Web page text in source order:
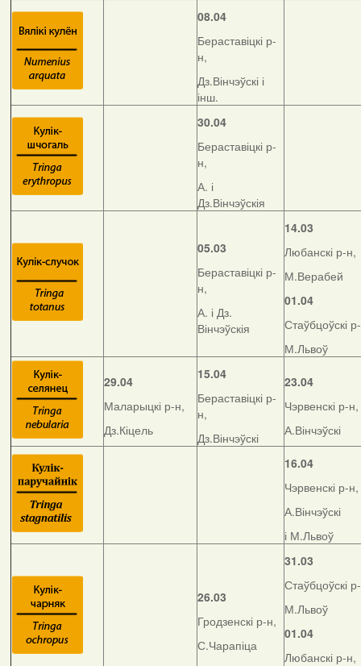
08.04
Бераставіцкі р-
н,
Дз.Вінчэўскі і
інш.
30.04
Бераставіцкі р-
н,
А. і
Дз.Вінчэўскія
05.03
Бераставіцкі р-
н,
А. і Дз.
Вінчэўскія
14.03
Любанскі р-н,
М.Верабей
01.04
Стаўбцоўскі
М.Львоў
29.04
Маларыцкі р-н,
Дз.Кіцель
15.04
Бераставіцкі р-
н,
Дз.Вінчэўскі
23.04
Чэрвенскі р-н,
А.Вінчэўскі
16.04
Чэрвенскі р-н,
А.Вінчэўскі
і М.Львоў
26.03
Гродзенскі р-н,
С.Чарапіца
31.03
Стаўбцоўскі
М.Львоў
01.04
Любанскі р-н,